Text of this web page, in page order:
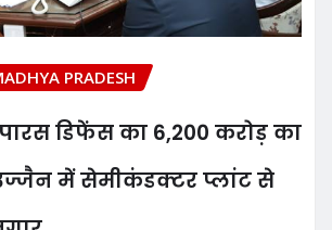
PRADESH
डिफेंस का 6,200 करोड़ का
में सेमीकंडक्टर प्लांट से